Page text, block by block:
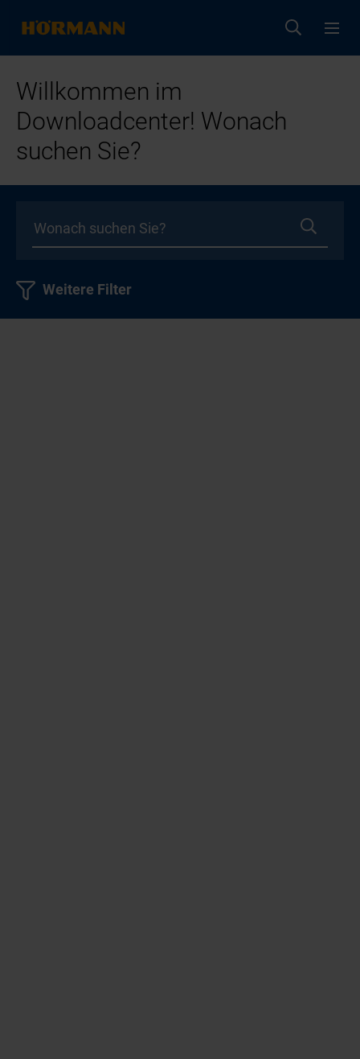
Willkommen im
Downloadcenter! Wonach
suchen Sie?
Weitere Filter